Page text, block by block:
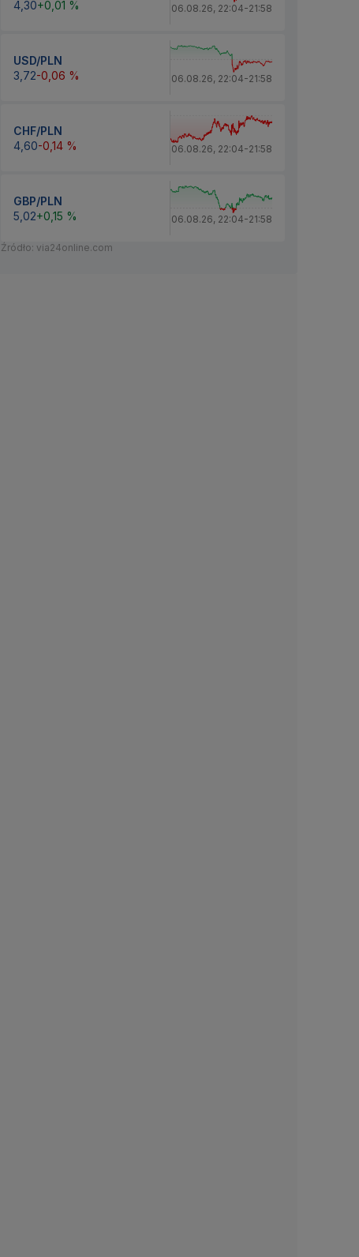
4,30+0,01 % 06.08.26, 22:04-21:58
USD/PLN
3,72-0,06 % 06.08.26, 22:04-21:58
CHF/PLN
4,60-0,14 % 06.08.26, 22:04-21:58
GBP/PLN
5,02+0,15 % 06.08.26, 22:04-21:58
Źródło: via24online.com